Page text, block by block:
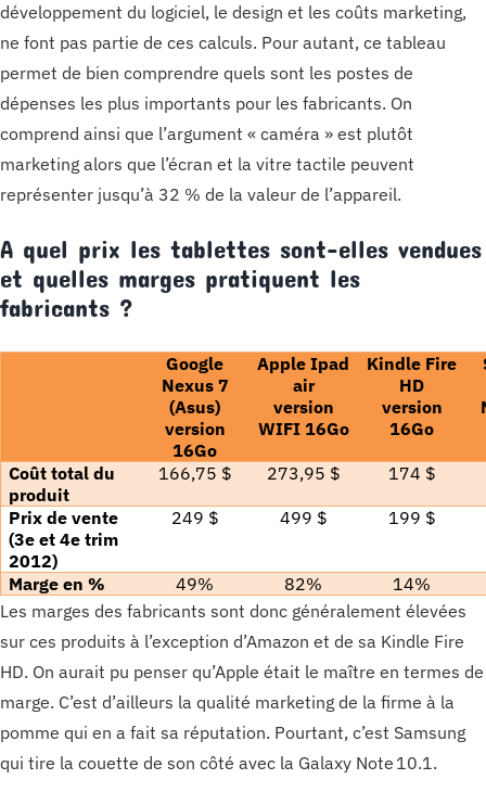
développement du logiciel, le design et les coûts marketing,
ne font pas partie de ces calculs. Pour autant, ce tableau
permet de bien comprendre quels sont les postes de
dépenses les plus importants pour les fabricants. On
comprend ainsi que l’argument « caméra » est plutôt
marketing alors que l’écran et la vitre tactile peuvent
représenter jusqu’à 32 % de la valeur de l’appareil.
A quel prix les tablettes sont-elles vendues
et quelles marges pratiquent les
fabricants ?
Google
Nexus 7
(Asus)
version
16Go
Apple Ipad
air
version
WIFI 16Go
Kindle Fire
HD
version
16Go
Coût total du
produit
166,75 $ 273,95 $ 174 $
Prix de vente
(3e et 4e trim
2012)
249 $ 499 $ 199 $
Marge en % 49% 82%
14%
Les marges des fabricants sont donc généralement élevées
sur ces produits à l’exception d’Amazon et de sa Kindle Fire
HD. On aurait pu penser qu’Apple était le maître en termes de
marge. C’est d’ailleurs la qualité marketing de la firme à la
pomme qui en a fait sa réputation. Pourtant, c’est Samsung
qui tire la couette de son côté avec la Galaxy Note 10.1.